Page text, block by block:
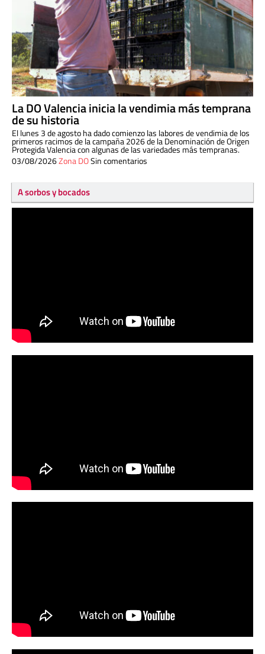
La DO Valencia inicia la vendimia más temprana
de su historia
El lunes 3 de agosto ha dado comienzo las labores de vendimia de los
primeros racimos de la campaña 2026 de la Denominación de Origen
Protegida Valencia con algunas de las variedades más tempranas.
03/08/2026Zona DOSin comentarios
A sorbos y bocados